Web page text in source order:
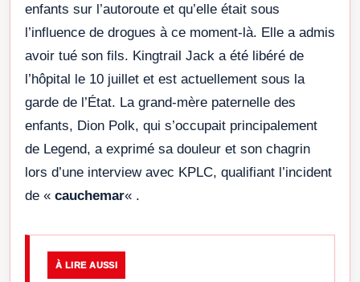
enfants sur l’autoroute et qu’elle était sous
l’influence de drogues à ce moment-là. Elle a admis
avoir tué son fils. Kingtrail Jack a été libéré de
l’hôpital le 10 juillet et est actuellement sous la
garde de l’État. La grand-mère paternelle des
enfants, Dion Polk, qui s’occupait principalement
de Legend, a exprimé sa douleur et son chagrin
lors d’une interview avec KPLC, qualifiant l’incident
de « cauchemar« .
À LIRE AUSSI